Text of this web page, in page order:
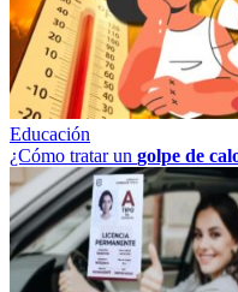
Educación
¿Cómo tratar un golpe de